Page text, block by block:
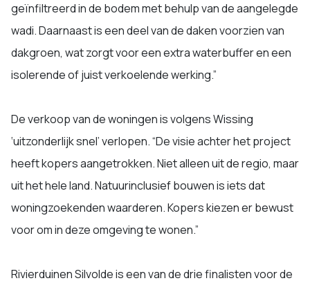
geïnfiltreerd in de bodem met behulp van de aangelegde
wadi. Daarnaast is een deel van de daken voorzien van
dakgroen, wat zorgt voor een extra waterbuffer en een
isolerende of juist verkoelende werking.”
De verkoop van de woningen is volgens Wissing
‘uitzonderlijk snel’ verlopen. “De visie achter het project
heeft kopers aangetrokken. Niet alleen uit de regio, maar
uit het hele land. Natuurinclusief bouwen is iets dat
woningzoekenden waarderen. Kopers kiezen er bewust
voor om in deze omgeving te wonen.”
Rivierduinen Silvolde is een van de drie finalisten voor de